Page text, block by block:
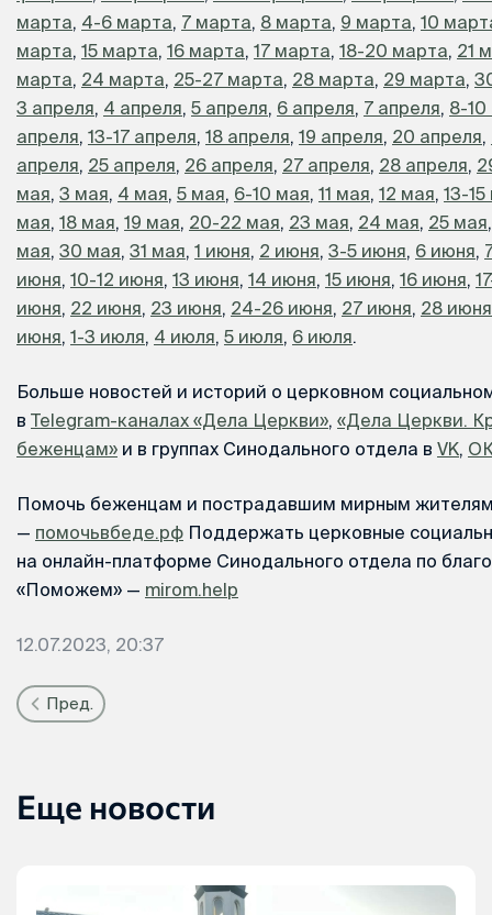
марта, 4-6 марта, 7 марта, 8 марта, 9 марта, 10
марта, 15 марта, 16 марта, 17 марта, 18-20 марта, 21
марта, 24 марта, 25-27 марта, 28 марта, 29 марта,
3 апреля, 4 апреля, 5 апреля, 6 апреля, 7 апреля, 8-10
апреля, 13-17 апреля, 18 апреля, 19 апреля, 20 апреля,
апреля, 25 апреля, 26 апреля, 27 апреля, 28 апреля,
мая, 3 мая, 4 мая, 5 мая, 6-10 мая, 11 мая, 12 мая, 13-
мая, 18 мая, 19 мая, 20-22 мая, 23 мая, 24 мая, 25 мая
мая, 30 мая, 31 мая, 1 июня, 2 июня, 3-5 июня, 6 июня,
июня, 10-12 июня, 13 июня, 14 июня, 15 июня, 16 июня,
июня, 22 июня, 23 июня, 24-26 июня, 27 июня, 28 июня
июня, 1-3 июля, 4 июля, 5 июля, 6 июля.
Больше новостей и историй о церковном
в Telegram-каналах «Дела Церкви», «Дела Церкви.
беженцам» и в группах Синодального отдела в VK,
Помочь беженцам и пострадавшим мирным
— помочьвбеде.рф Поддержать церковные
на онлайн-платформе Синодального отдела по
«Поможем» — mirom.help
12.07.2023, 20:37
Пред.
Еще новости